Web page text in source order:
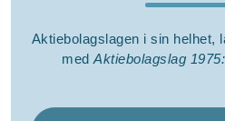
Aktiebolagslagen i sin helhet,
medAktiebolagslag